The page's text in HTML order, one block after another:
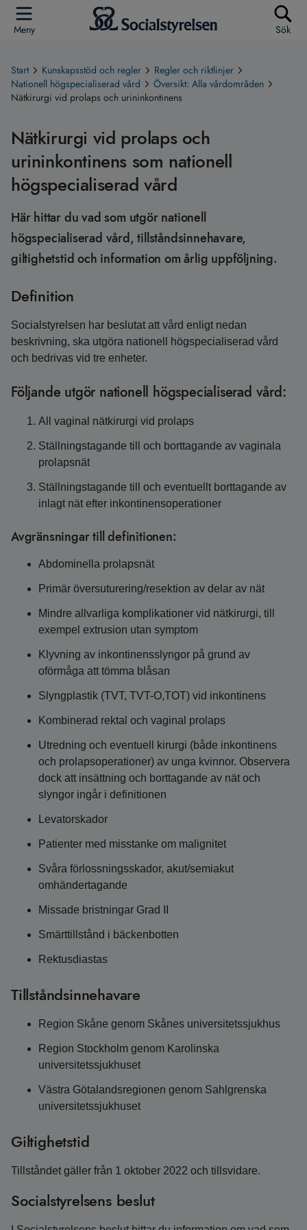
Meny Sök
Start Kunskapsstöd och regler
Regler och riktlinjer
Nationell högspecialiserad vård
Översikt: Alla vårdområden
Nätkirurgi vid prolaps och urininkontinens
Nätkirurgi vid prolaps och
urininkontinens som nationell
högspecialiserad vård
Här hittar du vad som utgör nationell
högspecialiserad vård, tillståndsinnehavare,
giltighetstid och information om årlig uppföljning.
Definition
Socialstyrelsen har beslutat att vård enligt nedan
beskrivning, ska utgöra nationell högspecialiserad vård
och bedrivas vid tre enheter.
Följande utgör nationell högspecialiserad vård:
All vaginal nätkirurgi vid prolaps
Ställningstagande till och borttagande av vaginala
prolapsnät
Ställningstagande till och eventuellt borttagande av
inlagt nät efter inkontinensoperationer
Avgränsningar till definitionen:
Abdominella prolapsnät
Primär översuturering/resektion av delar av nät
Mindre allvarliga komplikationer vid nätkirurgi, till
exempel extrusion utan symptom
Klyvning av inkontinensslyngor på grund av
oförmåga att tömma blåsan
Slyngplastik (TVT, TVT-O,TOT) vid inkontinens
Kombinerad rektal och vaginal prolaps
Utredning och eventuell kirurgi (både inkontinens
och prolapsoperationer) av unga kvinnor. Observera
dock att insättning och borttagande av nät och
slyngor ingår i definitionen
Levatorskador
Patienter med misstanke om malignitet
Svåra förlossningsskador, akut/semiakut
omhändertagande
Missade bristningar Grad II
Smärttillstånd i bäckenbotten
Rektusdiastas
Tillståndsinnehavare
Region Skåne genom Skånes universitetssjukhus
Region Stockholm genom Karolinska
universitetssjukhuset
Västra Götalandsregionen genom Sahlgrenska
universitetssjukhuset
Giltighetstid
Tillståndet gäller från 1 oktober 2022 och tillsvidare.
Socialstyrelsens beslut